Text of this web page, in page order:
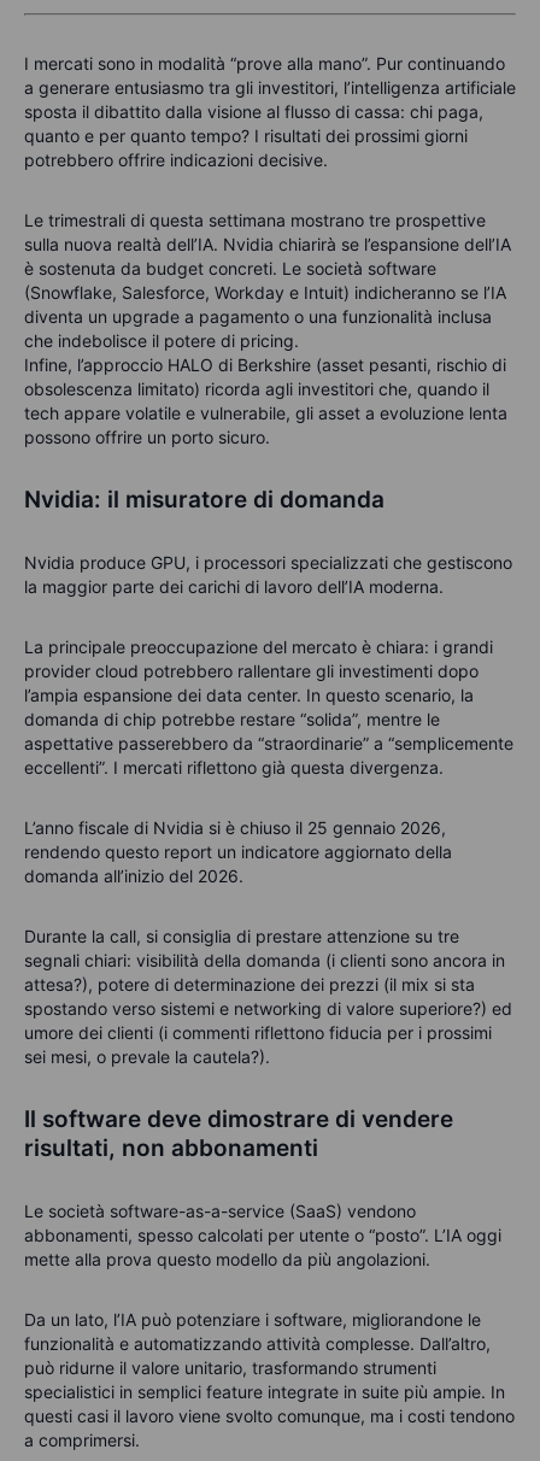
I mercati sono in modalità “prove alla mano”. Pur continuando
a generare entusiasmo tra gli investitori, l’intelligenza artificiale
sposta il dibattito dalla visione al flusso di cassa: chi paga,
quanto e per quanto tempo? I risultati dei prossimi giorni
potrebbero offrire indicazioni decisive.
Le trimestrali di questa settimana mostrano tre prospettive
sulla nuova realtà dell’IA. Nvidia chiarirà se l’espansione dell’IA
è sostenuta da budget concreti. Le società software
(Snowflake, Salesforce, Workday e Intuit) indicheranno se l’IA
diventa un upgrade a pagamento o una funzionalità inclusa
che indebolisce il potere di pricing.
Infine, l’approccio HALO di Berkshire (asset pesanti, rischio di
obsolescenza limitato) ricorda agli investitori che, quando il
tech appare volatile e vulnerabile, gli asset a evoluzione lenta
possono offrire un porto sicuro.
Nvidia: il misuratore di domanda
Nvidia produce GPU, i processori specializzati che gestiscono
la maggior parte dei carichi di lavoro dell’IA moderna.
La principale preoccupazione del mercato è chiara: i grandi
provider cloud potrebbero rallentare gli investimenti dopo
l’ampia espansione dei data center. In questo scenario, la
domanda di chip potrebbe restare “solida”, mentre le
aspettative passerebbero da “straordinarie” a “semplicemente
eccellenti”. I mercati riflettono già questa divergenza.
L’anno fiscale di Nvidia si è chiuso il 25 gennaio 2026,
rendendo questo report un indicatore aggiornato della
domanda all’inizio del 2026.
Durante la call, si consiglia di prestare attenzione su tre
segnali chiari: visibilità della domanda (i clienti sono ancora in
attesa?), potere di determinazione dei prezzi (il mix si sta
spostando verso sistemi e networking di valore superiore?) ed
umore dei clienti (i commenti riflettono fiducia per i prossimi
sei mesi, o prevale la cautela?).
Il software deve dimostrare di vendere
risultati, non abbonamenti
Le società software-as-a-service (SaaS) vendono
abbonamenti, spesso calcolati per utente o “posto”. L’IA oggi
mette alla prova questo modello da più angolazioni.
Da un lato, l’IA può potenziare i software, migliorandone le
funzionalità e automatizzando attività complesse. Dall’altro,
può ridurne il valore unitario, trasformando strumenti
specialistici in semplici feature integrate in suite più ampie. In
questi casi il lavoro viene svolto comunque, ma i costi tendono
a comprimersi.